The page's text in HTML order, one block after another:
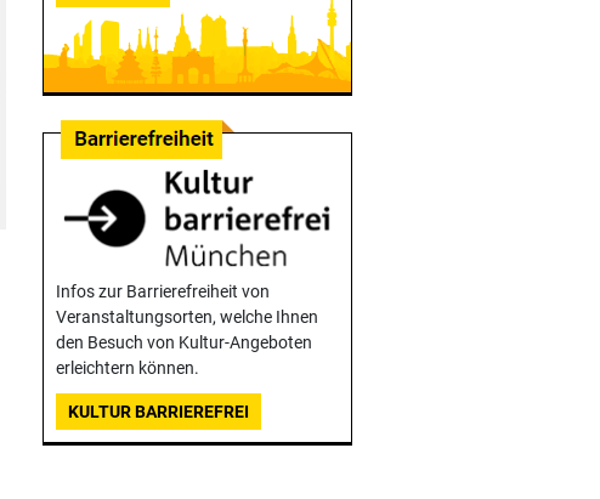
Infos zur Barrierefreiheit von
Veranstaltungsorten, welche Ihnen
den Besuch von Kultur-Angeboten
erleichtern können.
KULTUR BARRIEREFREI